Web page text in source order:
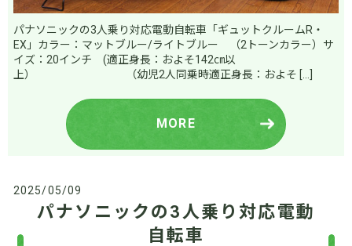
パナソニックの3人乗り対応電動自転車「ギュットクルームR・
EX」カラー：マットブルー/ライトブルー （2トーンカラー）サ
イズ：20インチ (適正身長：およそ142㎝以
上） （幼児2人同乗時適正身長：およそ […]
MORE
2025/05/09
パナソニックの3人乗り対応電動
自転車